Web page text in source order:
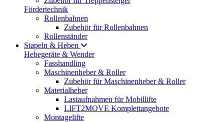
Fördertechnik
Rollenbahnen
Zubehör für Rollenbahnen
Rollenständer
Stapeln & Heben
Hebegeräte & Wender
Fasshandling
Maschinenheber & Roller
Zubehör für Maschinenheber & Roller
Materialheber
Lastaufnahmen für Mobillifte
LIFT2MOVE Komplettangebote
Montagelifte